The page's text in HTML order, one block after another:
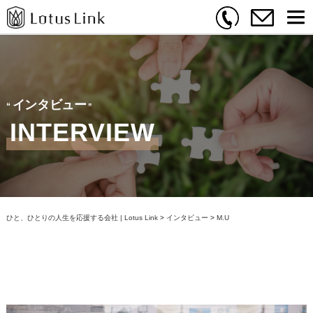
インタビュー
INTERVIEW
ひと、ひとりの人生を応援する会社 | Lotus Link> インタビュー > M.U